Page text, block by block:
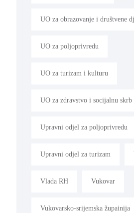
UO za obrazovanje i društvene
UO za poljoprivredu
UO za turizam i kulturu
UO za zdravstvo i socijalnu skrb
Upravni odjel za poljoprivredu
Upravni odjel za turizam
Vlada RH Vukovar
Vukovarsko-srijemska župainija